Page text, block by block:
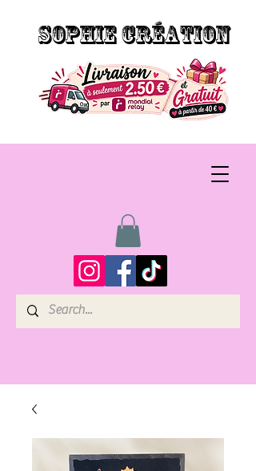
SOPHIE CRÉATION